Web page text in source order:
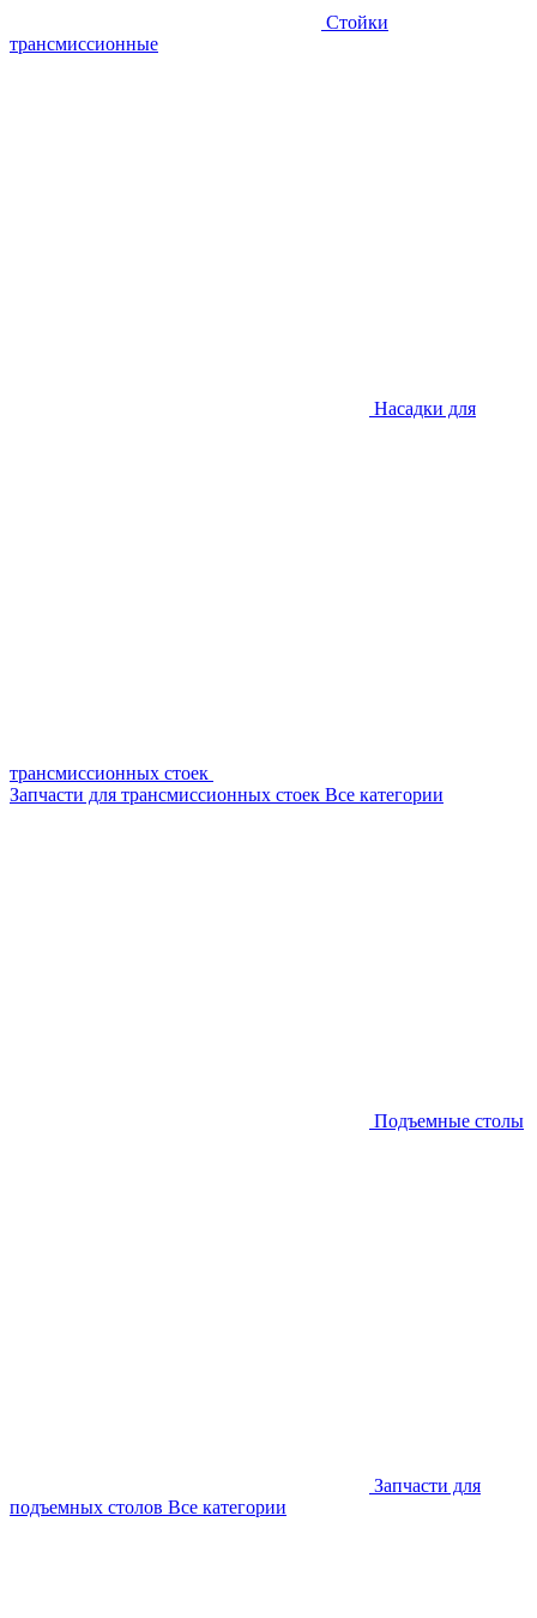
Стойки
трансмиссионные
Насадки для
трансмиссионных стоек
Запчасти для трансмиссионных стоек Все категории
Подъемные столы
Запчасти для
подъемных столов Все категории